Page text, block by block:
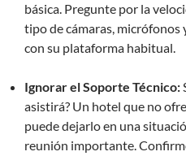
básica. Pregunte por la
tipo de cámaras,
con su plataforma habitual.
Ignorar el Soporte Técnico:
asistirá? Un hotel que no
puede dejarlo en una
reunión importante.